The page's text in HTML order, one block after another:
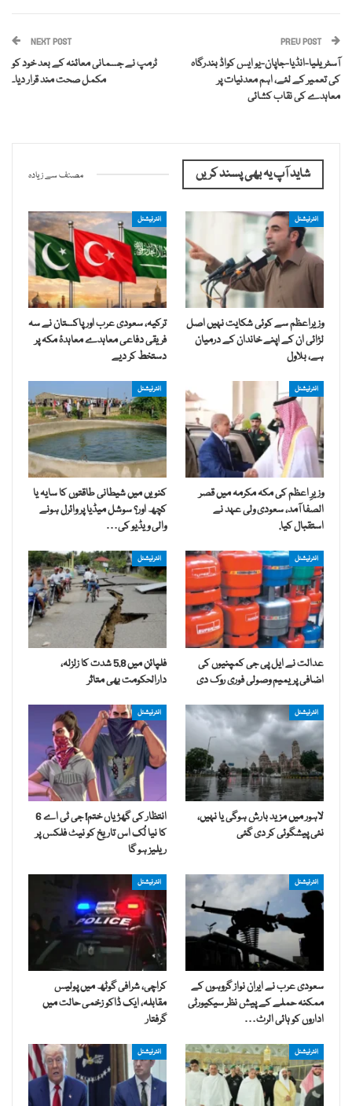
PREV POST
آسٹریلیا-انڈیا-جاپان-یو ایس کواڈ بندرگاہ
کی تعمیر کے لئے، اہم معدنیات پر
معاہدے کی نقاب کشائی
NEXT POST
ٹرمپ نے جسمانی معائنہ کے بعد خود کو
مکمل صحت مند قرار دیا۔
شاید آپ یہ بھی پسند کریں مصنف سے زیادہ
انٹرنیشنل
وزیراعظم سے کوئی شکایت نہیں اصل
لڑائی ان کے اپنے خاندان کے درمیان
ہے، بلاول
انٹرنیشنل
ترکیہ، سعودی عرب اور پاکستان نے سہ
فریقی دفاعی معاہدے معاہدۂ مکہ پر
دستخط کر دیے
انٹرنیشنل
وزیرِ اعظم کی مکہ مکرمہ میں قصر
الصفا آمد، سعودی ولی عہد نے
استقبال کیا.
انٹرنیشنل
کنویں میں شیطانی طاقتوں کا سایہ یا
کچھ اور؟ سوشل میڈیا پر وائرل ہونے
والی ویڈیو کی…
انٹرنیشنل
عدالت نے ایل پی جی کمپنیوں کی
اضافی پریمیم وصولی فوری روک دی
انٹرنیشنل
فلپائن میں 5.8 شدت کا زلزلہ،
دارالحکومت بھی متاثر
انٹرنیشنل
لاہور میں مزید بارش ہوگی یا نہیں،
نئی پیشگوئی کر دی گئی
انٹرنیشنل
انتظار کی گھڑیاں ختم! جی ٹی اے 6
کا نیا لُک اس تاریخ کو نیٹ فلکس پر
ریلیز ہو گا
انٹرنیشنل
سعودی عرب نے ایران نواز گروہوں کے
ممکنہ حملے کے پیش نظر سیکیورٹی
اداروں کو ہائی الرٹ…
انٹرنیشنل
کراچی، شرافی گوٹھ میں پولیس
مقابلہ، ایک ڈاکو زخمی حالت میں
گرفتار
انٹرنیشنل انٹرنیشنل